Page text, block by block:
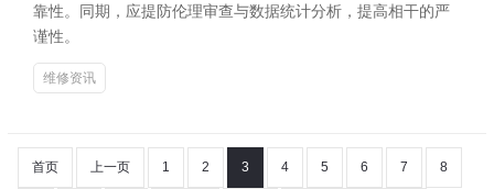
靠性。同期，应提防伦理审查与数据统计分析，提高相干的严
谨性。
维修资讯
首页 上一页 1 2 3 4 5 6 7 8